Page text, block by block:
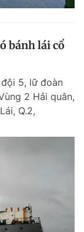
bánh lái cổ
5, lữ đoàn
2 Hải quân,
Q.2,